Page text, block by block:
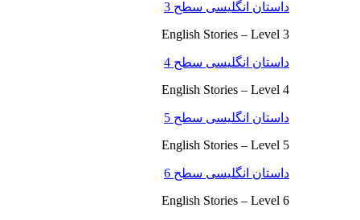
داستان انگلیسی سطح 3
English Stories – Level 3
داستان انگلیسی سطح 4
English Stories – Level 4
داستان انگلیسی سطح 5
English Stories – Level 5
داستان انگلیسی سطح 6
English Stories – Level 6